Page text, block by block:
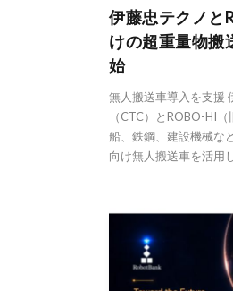
伊藤忠テクノと
けの超重量物搬
始
無人搬送車導入を支援
（CTC）とROBO-HI
船、鉄鋼、建設機械な
向け無人搬送車を活用